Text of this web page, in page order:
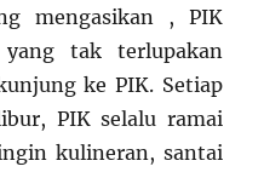
mengasikan , PIK
yang tak terlupakan
ke PIK. Setiap
PIK selalu ramai
kulineran, santai